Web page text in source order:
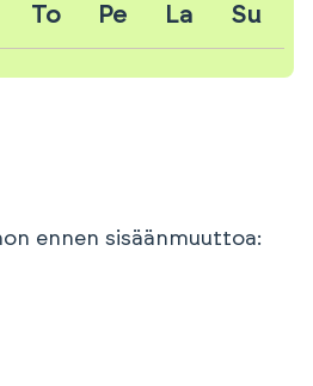
To Pe La Su
ennen sisäänmuuttoa: